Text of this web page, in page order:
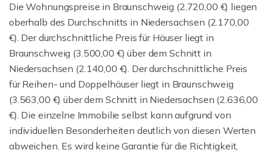
Die Wohnungspreise in Braunschweig (2.720,00 €) liegen
oberhalb des Durchschnitts in Niedersachsen (2.170,00
€). Der durchschnittliche Preis für Häuser liegt in
Braunschweig (3.500,00 €) über dem Schnitt in
Niedersachsen (2.140,00 €). Der durchschnittliche Preis
für Reihen- und Doppelhäuser liegt in Braunschweig
(3.563,00 €) über dem Schnitt in Niedersachsen (2.636,00
€). Die einzelne Immobilie selbst kann aufgrund von
individuellen Besonderheiten deutlich von diesen Werten
abweichen. Es wird keine Garantie für die Richtigkeit,